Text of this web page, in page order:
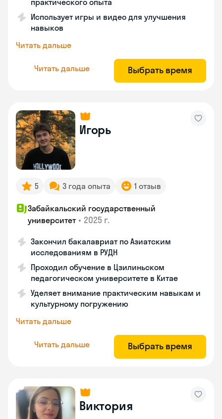
практического опыта
Использует игры и видео для улучшения
навыков
Читать дальше
Читать дальше Выбрать время
Игорь
5 3 года опыта 1 отзыв
Забайкальский государственный
университет • 2025 г.
Закончил бакалавриат по Азиатским
исследованиям в РУДН
Проходил обучение в Цзилиньском
педагогическом университете в Китае
Уделяет внимание практическим навыкам и
культурному погружению
Читать дальше
Читать дальше Выбрать время
Виктория